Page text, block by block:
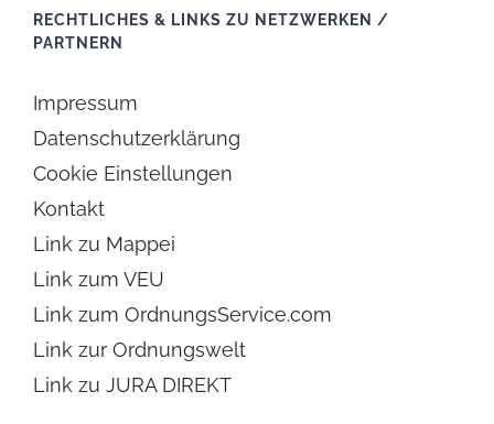
RECHTLICHES & LINKS ZU NETZWERKEN /
PARTNERN
Impressum
Datenschutzerklärung
Cookie Einstellungen
Kontakt
Link zu Mappei
Link zum VEU
Link zum OrdnungsService.com
Link zur Ordnungswelt
Link zu JURA DIREKT